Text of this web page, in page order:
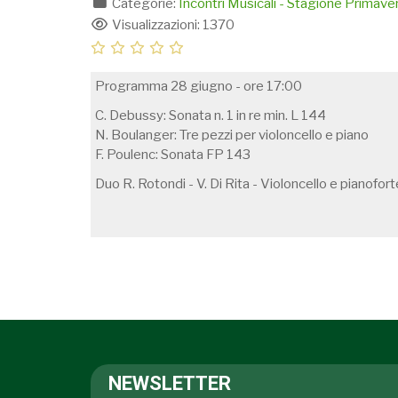
Categorie: Incontri Musicali - Stagione
Visualizzazioni: 1370
Programma 28 giugno - ore 17:00
C. Debussy: Sonata n. 1 in re min. L 144
N. Boulanger: Tre pezzi per violoncello e piano
F. Poulenc: Sonata FP 143
Duo R. Rotondi - V. Di Rita - Violoncello e
NEWSLETTER